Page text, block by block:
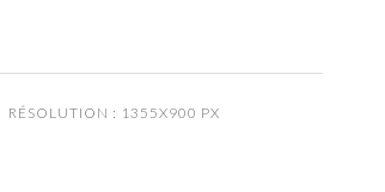
RÉSOLUTION : 1355X900 PX